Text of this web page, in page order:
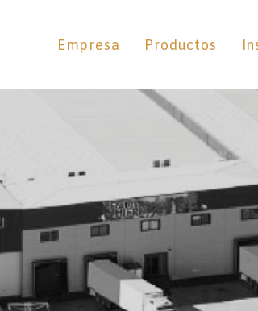
Empresa Productos